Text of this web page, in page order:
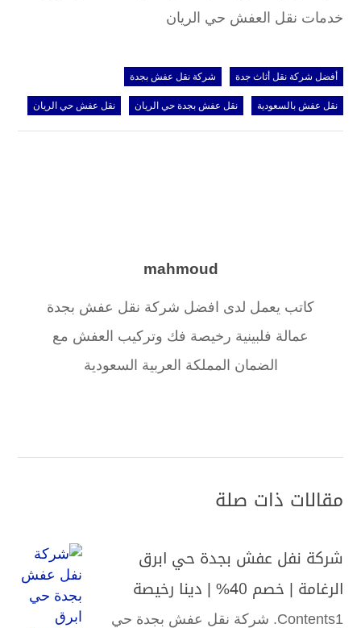
خدمات نقل العفش حي الريان
أفضل شركة نقل أثاث جدة شركة نقل عفش بجدة
نقل عفش بالسعودية نقل عفش بجدة حي الريان نقل عفش حي الريان
mahmoud
كاتب يعمل لدى افضل شركة نقل عفش بجدة
عمالة فلبينية رخيصة فك وتركيب العفش مع
الضمان المملكة العربية السعودية
مقالات ذات صلة
شركة نفل عفش بجدة حي ابرق
الرغامة | خصم 40% | دينا رخيصة
Contents1. شركة نقل عفش بجدة حي